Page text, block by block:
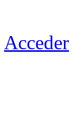
Acceder